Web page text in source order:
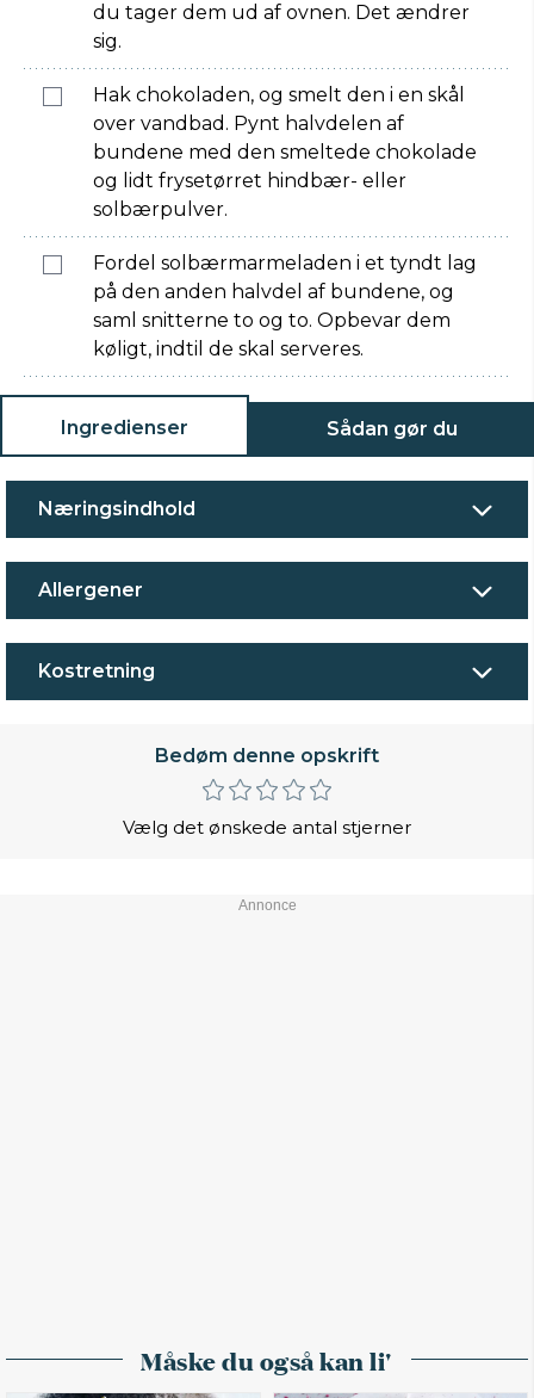
du tager dem ud af ovnen. Det ændrer
sig.
Hak chokoladen, og smelt den i en skål
over vandbad. Pynt halvdelen af
bundene med den smeltede chokolade
og lidt frysetørret hindbær- eller
solbærpulver.
Fordel solbærmarmeladen i et tyndt lag
på den anden halvdel af bundene, og
saml snitterne to og to. Opbevar dem
køligt, indtil de skal serveres.
Ingredienser Sådan gør du
Næringsindhold
Allergener
Kostretning
Bedøm denne opskrift
Vælg det ønskede antal stjerner
Måske du også kan li'